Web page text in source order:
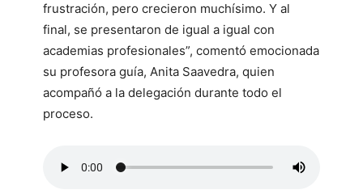
frustración, pero crecieron muchísimo. Y al
final, se presentaron de igual a igual con
academias profesionales”, comentó emocionada
su profesora guía, Anita Saavedra, quien
acompañó a la delegación durante todo el
proceso.